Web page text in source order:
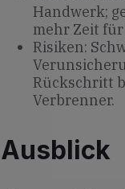
Handwerk;
mehr Zeit
Risiken:
Rückschritt
Verbrenner.
Ausblick